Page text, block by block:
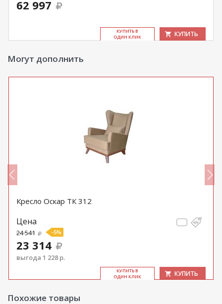
62 997
КУ­ПИТЬ В
ОДИН КЛИК
КУПИТЬ
Могут дополнить
Кресло Оскар ТК 312
Цена
24 541 -5%
23 314
выгода 1 228 р.
КУ­ПИТЬ В
ОДИН КЛИК
КУПИТЬ
Похожие товары